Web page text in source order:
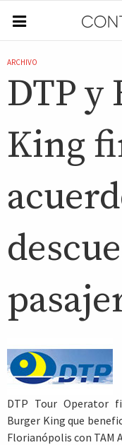
ARCHIVO
DTP y
King
DTP Tour Operator
Burger King que
Florianópolis con TAM